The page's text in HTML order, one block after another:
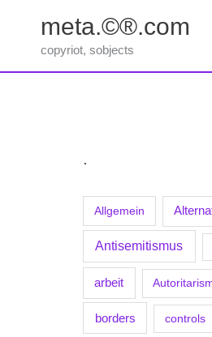
springen
meta.©®.com
copyriot, sobjects
.
Allgemein
Antisemitismus
arbeit
borders controls